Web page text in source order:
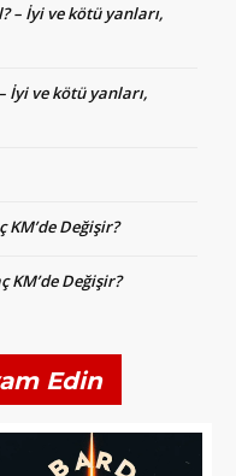
– İyi ve kötü yanları,
İyi ve kötü yanları,
KM’de Değişir?
KM’de Değişir?
Edin